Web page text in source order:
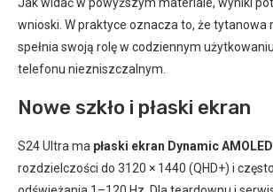
wnioski. W praktyce oznacza to, że tytanowa
spełnia swoją rolę w codziennym
telefonu niezniszczalnym.
Nowe szkło i płaski ekran
S24 Ultra ma płaski ekran Dynamic AMOLED
rozdzielczości do 3120 × 1440 (QHD+) i